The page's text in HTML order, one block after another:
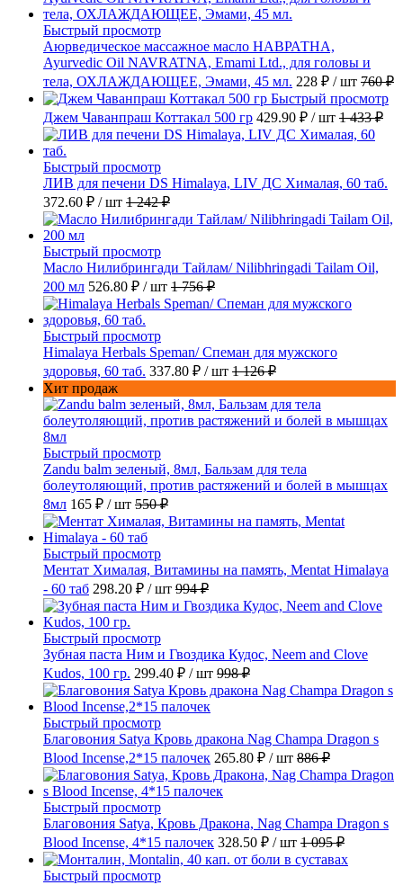
Быстрый просмотр
Аюрведическое массажное масло НАВРАТНА,
Ayurvedic Oil NAVRATNA, Emami Ltd., для головы и
тела, ОХЛАЖДАЮЩЕЕ, Эмами, 45 мл. 228 ₽ / шт 760 ₽
Быстрый просмотр
Джем Чаванпраш Коттакал 500 гр 429.90 ₽ / шт 1 433 ₽
Быстрый просмотр
ЛИВ для печени DS Himalaya, LIV ДС Хималая, 60 таб.
372.60 ₽ / шт 1 242 ₽
Быстрый просмотр
Масло Нилибрингади Тайлам/ Nilibhringadi Tailam Oil,
200 мл 526.80 ₽ / шт 1 756 ₽
Быстрый просмотр
Himalaya Herbals Speman/ Спеман для мужского
здоровья, 60 таб. 337.80 ₽ / шт 1 126 ₽
Хит продаж
Быстрый просмотр
Zandu balm зеленый, 8мл, Бальзам для тела
болеутоляющий, против растяжений и болей в мышцах
8мл 165 ₽ / шт 550 ₽
Быстрый просмотр
Ментат Хималая, Витамины на память, Mentat Himalaya
- 60 таб 298.20 ₽ / шт 994 ₽
Быстрый просмотр
Зубная паста Ним и Гвоздика Кудос, Neem and Clove
Kudos, 100 гр. 299.40 ₽ / шт 998 ₽
Быстрый просмотр
Благовония Satya Кровь дракона Nag Champa Dragon s
Blood Incense,2*15 палочек 265.80 ₽ / шт 886 ₽
Быстрый просмотр
Благовония Satya, Кровь Дракона, Nag Champa Dragon s
Blood Incense, 4*15 палочек 328.50 ₽ / шт 1 095 ₽
Быстрый просмотр